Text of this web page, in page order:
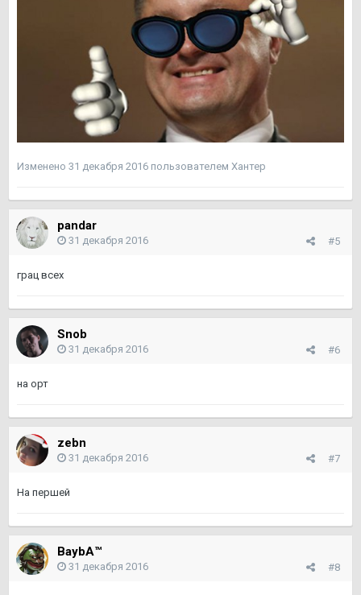
Изменено 31 декабря 2016 пользователем Хантер
pandar
#5
31 декабря 2016
грац всех
Snob
#6
31 декабря 2016
на орт
zebn
#7
31 декабря 2016
На першей
BaybA™
#8
31 декабря 2016